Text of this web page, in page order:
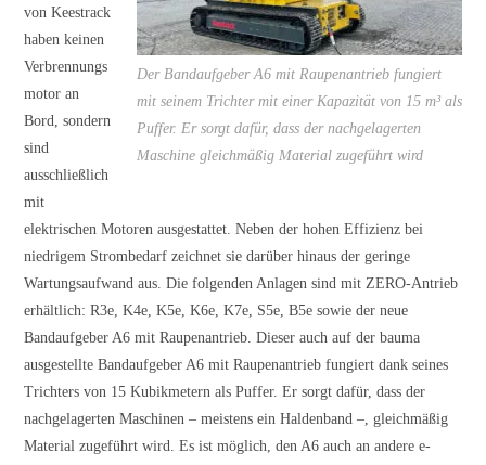
Der Bandaufgeber A6 mit Raupenantrieb fungiert
mit seinem Trichter mit einer Kapazität von 15 m³ als
Puffer. Er sorgt dafür, dass der nachgelagerten
Maschine gleichmäßig Material zugeführt wird
von Keestrack
haben keinen
Verbrennungs
motor an
Bord, sondern
sind
ausschließlich
mit
elektrischen Motoren ausgestattet. Neben der hohen Effizienz bei
niedrigem Strombedarf zeichnet sie darüber hinaus der geringe
Wartungsaufwand aus. Die folgenden Anlagen sind mit ZERO-Antrieb
erhältlich:R3e, K4e, K5e, K6e, K7e, S5e, B5e sowie der neue
Bandaufgeber A6 mit Raupenantrieb.Dieser auch auf der bauma
ausgestellte Bandaufgeber A6 mit Raupenantrieb fungiert dank seines
Trichters von 15 Kubikmetern als Puffer. Er sorgt dafür, dass der
nachgelagerten Maschinen – meistens ein Haldenband –, gleichmäßig
Material zugeführt wird. Es ist möglich, den A6 auch an andere e-